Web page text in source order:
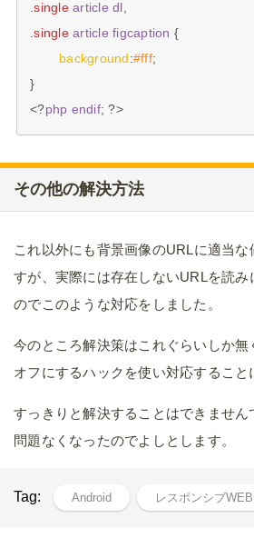
.single article dl
.single article figcaption {
background:#fff;
}
<?php endif ; ?>
その他の解決方法
これ以外にも背景画像のURLに適当な
すが、実際には存在しないURLを読み
のでこのような対応をしました。
今のところ解決策はこれぐらいしか無
オフにするハックを使い対応すること
すっきりと解決することはできません
問題なくなったのでよしとします。
Tag: Android レスポンシブ